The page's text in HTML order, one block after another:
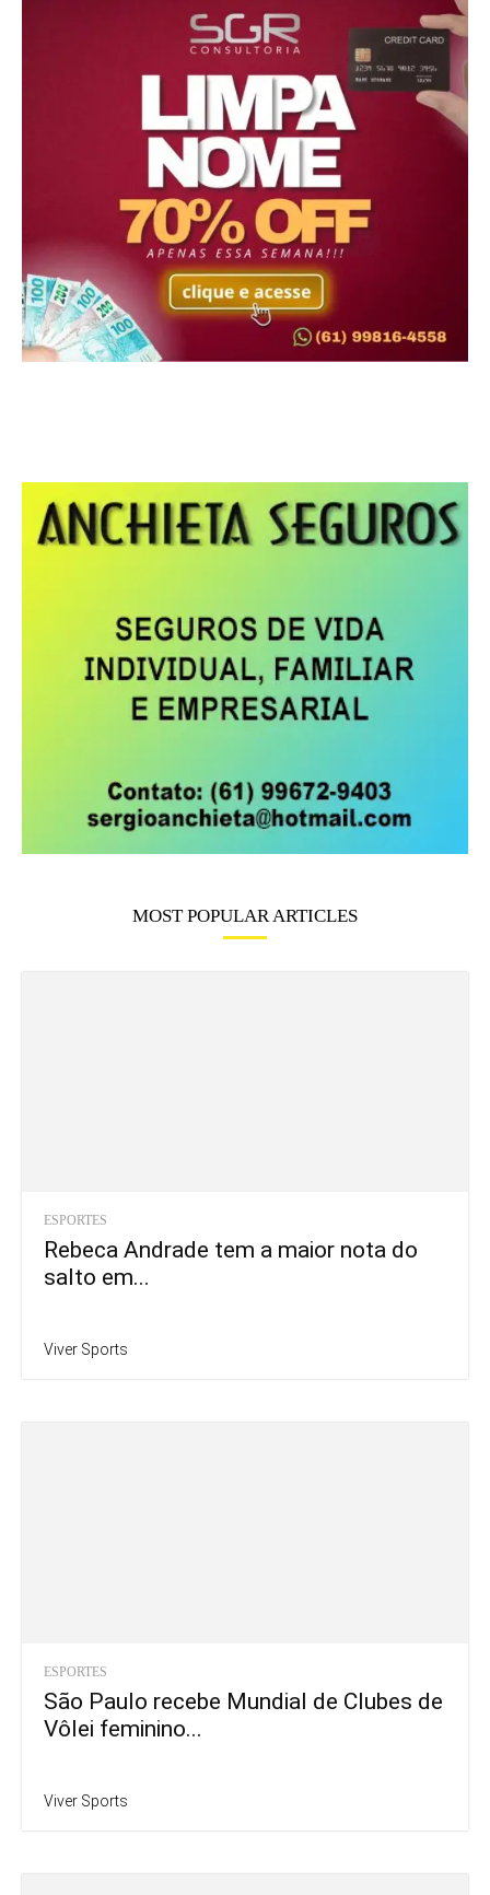
MOST POPULAR ARTICLES
ESPORTES
Rebeca Andrade tem a maior nota do
salto em...
Viver Sports
ESPORTES
São Paulo recebe Mundial de Clubes de
Vôlei feminino...
Viver Sports